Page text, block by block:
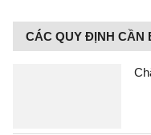
CÁC QUY ĐỊNH CẦN